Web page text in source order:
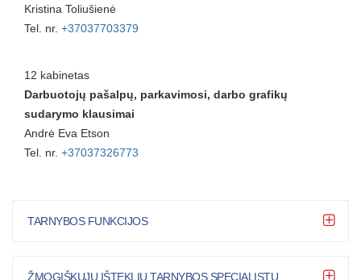
Kristina Toliušienė
Tel. nr. +37037703379
12 kabinetas
Darbuotojų pašalpų, parkavimosi, darbo grafikų
sudarymo klausimai
Andrė Eva Etson
Tel. nr. +37037326773
TARNYBOS FUNKCIJOS
ŽMOGIŠKŲJŲ IŠTEKLIŲ TARNYBOS SPECIALISTŲ